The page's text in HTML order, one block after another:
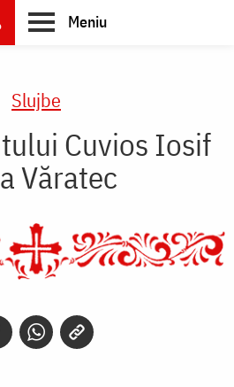
Meniu
Slujbe
Cuvios Iosif
Văratec